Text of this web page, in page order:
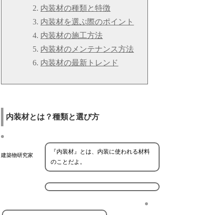
内装材の種類と特徴
内装材を選ぶ際のポイント
内装材の施工方法
内装材のメンテナンス方法
内装材の最新トレンド
内装材とは？種類と選び方
建築物研究家
『内装材』とは、内装に使われる材料
のことだよ。